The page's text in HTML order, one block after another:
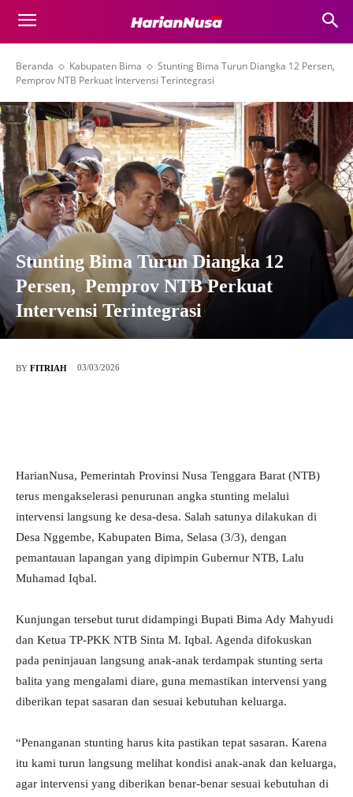
Beranda Kabupaten Bima
Stunting Bima Turun Diangka 12 Persen,
Pemprov NTB Perkuat Intervensi Terintegrasi
Stunting Bima Turun Diangka 12
Persen, Pemprov NTB Perkuat
Intervensi Terintegrasi
BY FITRIAH 03/03/2026
HarianNusa, Pemerintah Provinsi Nusa Tenggara Barat (NTB)
terus mengakselerasi penurunan angka stunting melalui
intervensi langsung ke desa-desa. Salah satunya dilakukan di
Desa Nggembe, Kabupaten Bima, Selasa (3/3), dengan
pemantauan lapangan yang dipimpin Gubernur NTB, Lalu
Muhamad Iqbal.
Kunjungan tersebut turut didampingi Bupati Bima Ady Mahyudi
dan Ketua TP-PKK NTB Sinta M. Iqbal. Agenda difokuskan
pada peninjauan langsung anak-anak terdampak stunting serta
balita yang mengalami diare, guna memastikan intervensi yang
diberikan tepat sasaran dan sesuai kebutuhan keluarga.
“Penanganan stunting harus kita pastikan tepat sasaran. Karena
itu kami turun langsung melihat kondisi anak-anak dan keluarga,
agar intervensi yang diberikan benar-benar sesuai kebutuhan di